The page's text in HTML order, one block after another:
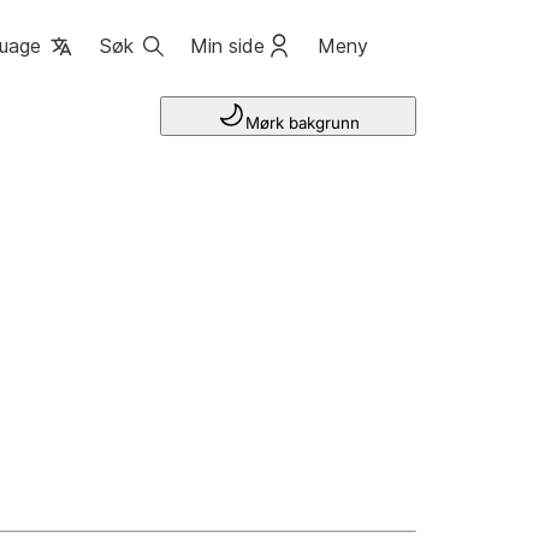
Søk Min side Meny
Mørk bakgrunn